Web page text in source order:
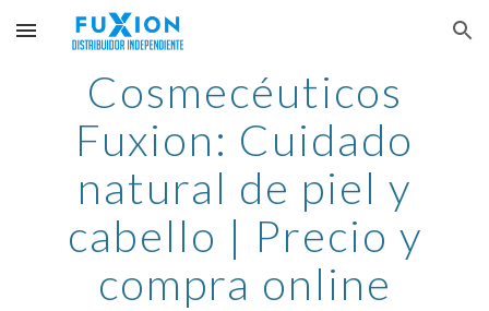
Skip to main content Skip to navigation
Cosmecéuticos
Fuxion: Cuidado
natural de piel y
cabello | Precio y
compra online